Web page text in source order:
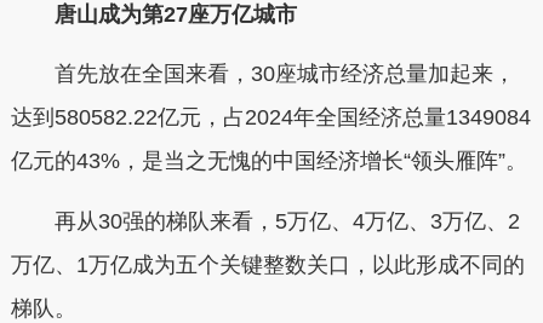
唐山成为第27座万亿城市
首先放在全国来看，30座城市经济总量加起来，
达到580582.22亿元，占2024年全国经济总量1349084
亿元的43%，是当之无愧的中国经济增长“领头雁阵”。
再从30强的梯队来看，5万亿、4万亿、3万亿、2
万亿、1万亿成为五个关键整数关口，以此形成不同的
梯队。